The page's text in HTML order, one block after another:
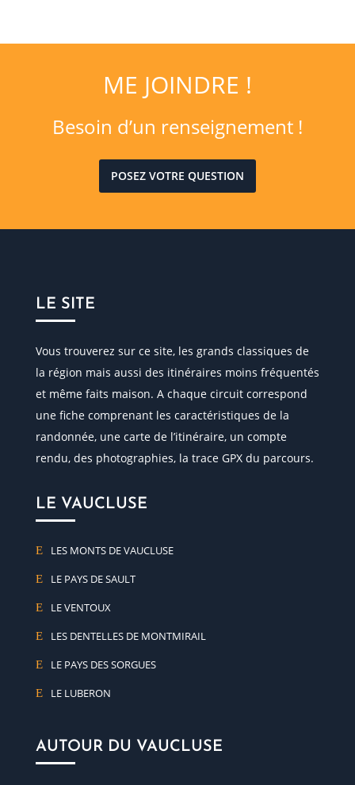
ME JOINDRE !
Besoin d’un renseignement !
POSEZ VOTRE QUESTION
LE SITE
Vous trouverez sur ce site, les grands classiques de
la région mais aussi des itinéraires moins fréquentés
et même faits maison. A chaque circuit correspond
une fiche comprenant les caractéristiques de la
randonnée, une carte de l’itinéraire, un compte
rendu, des photographies, la trace GPX du parcours.
LE VAUCLUSE
LES MONTS DE VAUCLUSE
LE PAYS DE SAULT
LE VENTOUX
LES DENTELLES DE MONTMIRAIL
LE PAYS DES SORGUES
LE LUBERON
AUTOUR DU VAUCLUSE